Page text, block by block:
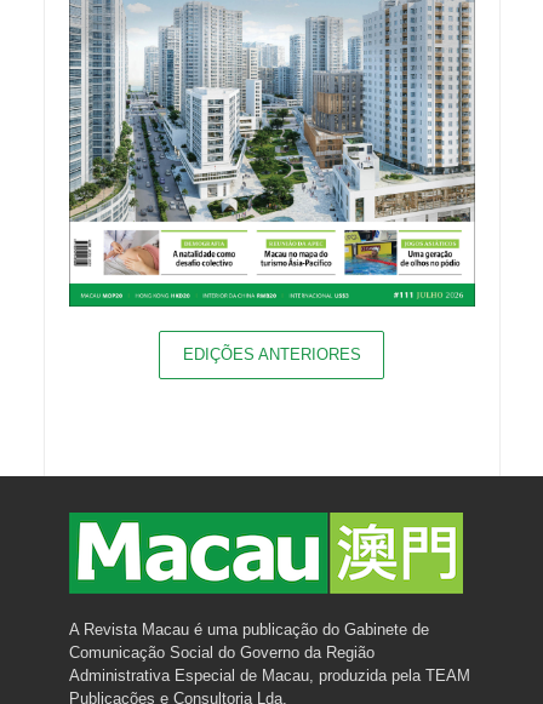
EDIÇÕES ANTERIORES
A Revista Macau é uma publicação do Gabinete de
Comunicação Social do Governo da Região
Administrativa Especial de Macau, produzida pela TEAM
Publicações e Consultoria Lda.